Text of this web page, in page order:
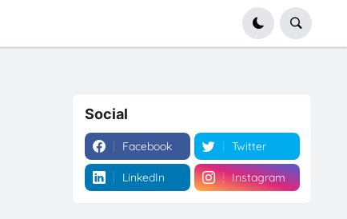
Social
Facebook Twitter
LinkedIn Instagram